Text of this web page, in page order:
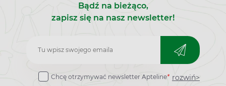
Bądź na bieżąco,
zapisz się na nasz newsletter!
Zapisz
Chcę otrzymywać newsletter Apteline* rozwiń>